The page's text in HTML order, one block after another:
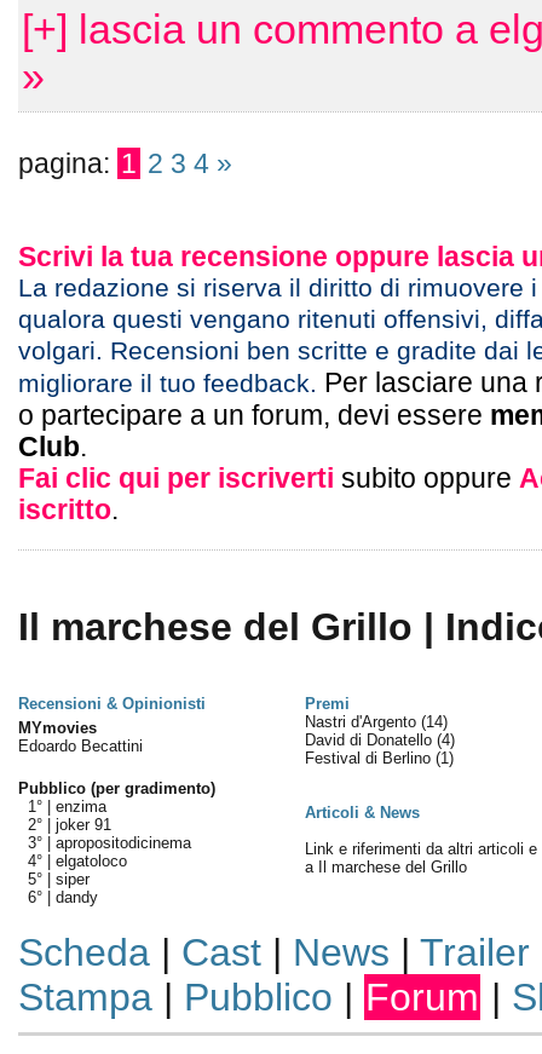
[+] lascia un commento a
»
pagina: 1 2 3 4 »
Scrivi la tua recensione oppure lascia
La redazione si riserva il diritto di rimuovere
qualora questi vengano ritenuti offensivi,
volgari. Recensioni ben scritte e gradite dai
migliorare il tuo feedback. Per lasciare una
o partecipare a un forum, devi essere
Club.
Fai clic qui per iscriverti subito oppure
iscritto.
Il marchese del Grillo |
Recensioni & Opinionisti
Premi
MYmovies
Edoardo Becattini
Pubblico (per gradimento)
1° | enzima
2° | joker 91
3° | apropositodicinema
4° | elgatoloco
5° | siper
6° | dandy
Nastri d'Argento (14)
David di Donatello (4)
Festival di Berlino (1)
Articoli & News
Link e riferimenti da altri articoli e
a Il marchese del Grillo
Scheda| Cast| News | Trailer
Stampa| Pubblico | Forum |